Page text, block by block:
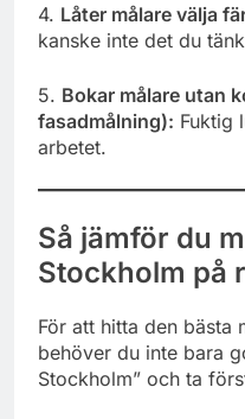
4. Låter målare välja
kanske inte det du
5. Bokar målare utan
fasadmålning): Fuktig
arbetet.
Så jämför du
Stockholm på
För att hitta den bästa
behöver du inte bara
Stockholm” och ta